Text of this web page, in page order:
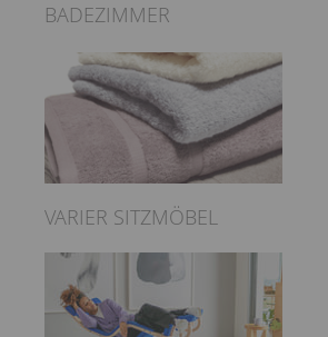
BADEZIMMER
VARIER SITZMÖBEL